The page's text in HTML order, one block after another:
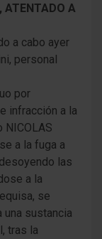
ATENTADO A
a cabo ayer
personal
por
infracción a la
NICOLAS
a la fuga a
las
a la
se
sustancia
tras la